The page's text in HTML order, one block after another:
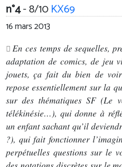
n°4- 8/10KX69
16 mars 2013
En ces temps de sequelles,
adaptation de comics, de jeu
jouets, ça fait du bien de
repose essentiellement sur la
sur des thématiques SF (Le
télékinésie…), qui donne à
un enfant sachant qu’il
?), qui fait fonctionner
perpétuelles questions sur le